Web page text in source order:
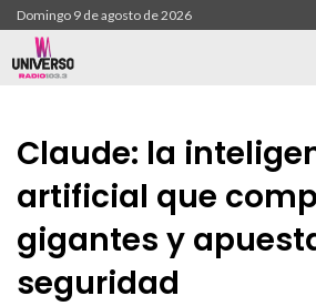
Domingo 9 de agosto de 2026
Claude: la
artificial que
gigantes y
seguridad